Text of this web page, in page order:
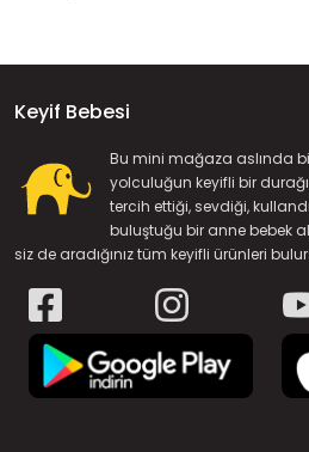
Keyif Bebesi
Bu mini mağaza aslında
yolculuğun keyifli bir
tercih ettiği, sevdiği,
buluştuğu bir anne bebek
siz de aradığınız tüm keyifli ürünleri